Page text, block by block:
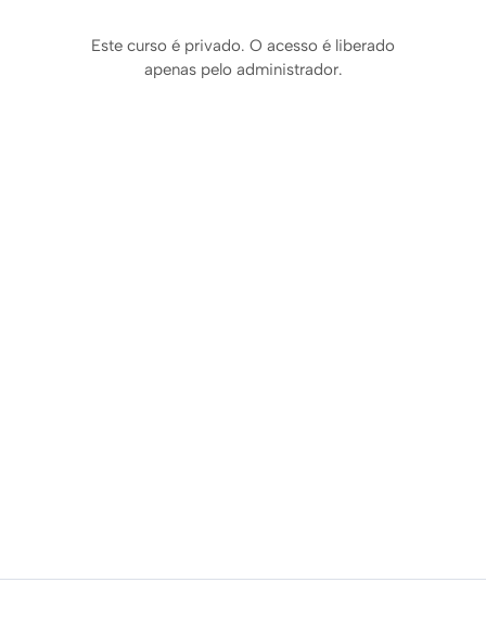
Este curso é privado. O acesso é liberado
apenas pelo administrador.